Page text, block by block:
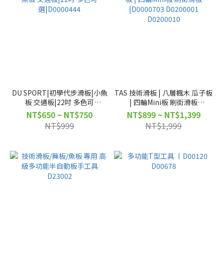
DU SPORT|初學代步滑板|小魚
板 交通板|22吋 多色可
選|D0000444
NT$650 ~ NT$750
NT$999
TAS 技術滑板 | 八層楓木 瓜子板
| 四輪Mini板 刷街滑板
|D0000703 D0200001
D0200010
NT$899 ~ NT$1,399
NT$1,999